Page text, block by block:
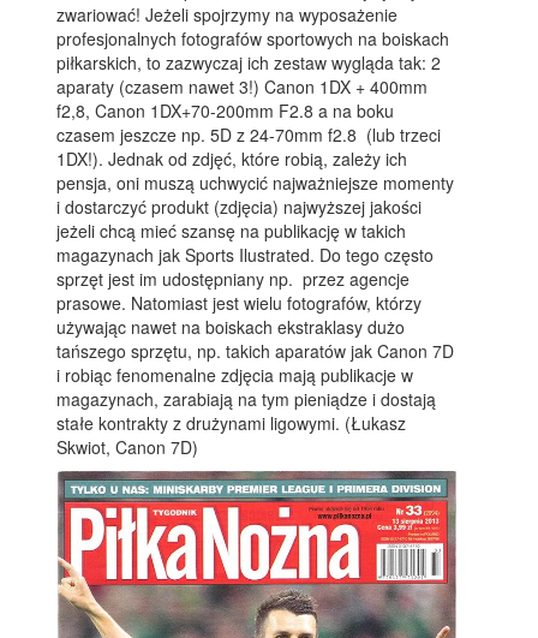
zwariować! Jeżeli spojrzymy na wyposażenie
profesjonalnych fotografów sportowych na boiskach
piłkarskich, to zazwyczaj ich zestaw wygląda tak: 2
aparaty (czasem nawet 3!) Canon 1DX + 400mm
f2,8, Canon 1DX+70-200mm F2.8 a na boku
czasem jeszcze np. 5D z 24-70mm f2.8 (lub trzeci
1DX!). Jednak od zdjęć, które robią, zależy ich
pensja, oni muszą uchwycić najważniejsze momenty
i dostarczyć produkt (zdjęcia) najwyższej jakości
jeżeli chcą mieć szansę na publikację w takich
magazynach jak Sports Ilustrated. Do tego często
sprzęt jest im udostępniany np. przez agencje
prasowe. Natomiast jest wielu fotografów, którzy
używając nawet na boiskach ekstraklasy dużo
tańszego sprzętu, np. takich aparatów jak Canon 7D
i robiąc fenomenalne zdjęcia mają publikacje w
magazynach, zarabiają na tym pieniądze i dostają
stałe kontrakty z drużynami ligowymi. (Łukasz
Skwiot, Canon 7D)